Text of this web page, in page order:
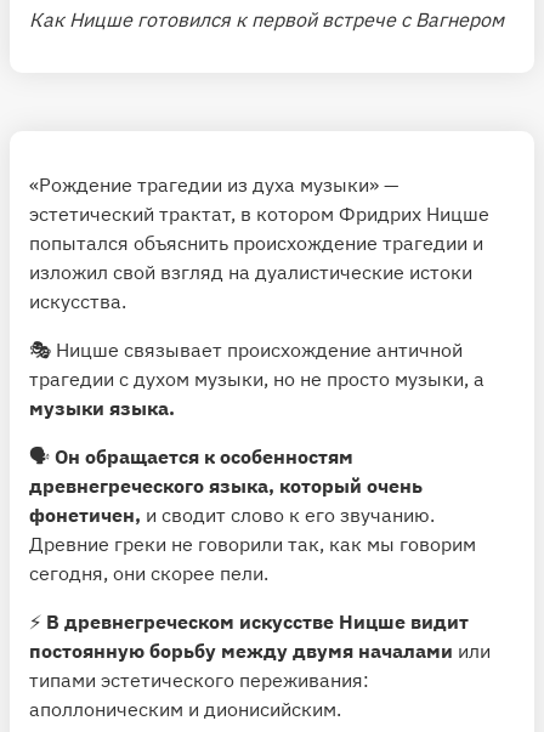
Как Ницше готовился к первой встрече с Вагнером
«Рождение трагедии из духа музыки» —
эстетический трактат, в котором Фридрих Ницше
попытался объяснить происхождение трагедии и
изложил свой взгляд на дуалистические истоки
искусства.
🎭 Ницше связывает происхождение античной
трагедии с духом музыки, но не просто музыки, а
музыки языка.
🗣 Он обращается к особенностям
древнегреческого языка, который очень
фонетичен, и сводит слово к его звучанию.
Древние греки не говорили так, как мы говорим
сегодня, они скорее пели.
⚡️ В древнегреческом искусстве Ницше видит
постоянную борьбу между двумя началами или
типами эстетического переживания:
аполлоническим и дионисийским.